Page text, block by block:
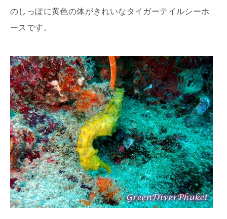
のしっぽに黄色の体がきれいなタイガーテイルシーホ
ースです。